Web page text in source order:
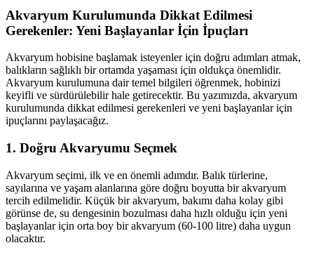
Akvaryum Kurulumunda Dikkat Edilmesi
Gerekenler: Yeni Başlayanlar İçin İpuçları
Akvaryum hobisine başlamak isteyenler için doğru adımları atmak,
balıkların sağlıklı bir ortamda yaşaması için oldukça önemlidir.
Akvaryum kurulumuna dair temel bilgileri öğrenmek, hobinizi
keyifli ve sürdürülebilir hale getirecektir. Bu yazımızda, akvaryum
kurulumunda dikkat edilmesi gerekenleri ve yeni başlayanlar için
ipuçlarını paylaşacağız.
1. Doğru Akvaryumu Seçmek
Akvaryum seçimi, ilk ve en önemli adımdır. Balık türlerine,
sayılarına ve yaşam alanlarına göre doğru boyutta bir akvaryum
tercih edilmelidir. Küçük bir akvaryum, bakımı daha kolay gibi
görünse de, su dengesinin bozulması daha hızlı olduğu için yeni
başlayanlar için orta boy bir akvaryum (60-100 litre) daha uygun
olacaktır.